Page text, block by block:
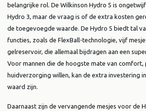
belangrijke rol. De Wilkinson Hydro 5 is
Hydro 3, maar de vraag is of de extra kosten
de toegevoegde waarde. De Hydro 5 biedt tal
functies, zoals de FlexBall-technologie, vijf
gelreservoir, die allemaal bijdragen aan een
Voor mannen die de hoogste mate van comfort,
huidverzorging willen, kan de extra investering
waard zijn.
Daarnaast zijn de vervangende mesjes voor de